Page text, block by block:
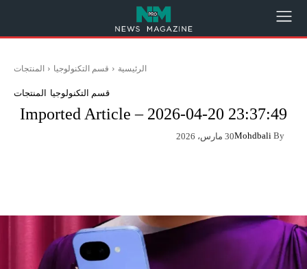
الرئيسية قسم التكنولوجيا المنتجات
قسم التكنولوجيا المنتجات
Imported Article – 2026-04-20 23:37:49
By
Mohdbali30 مارس، 2026